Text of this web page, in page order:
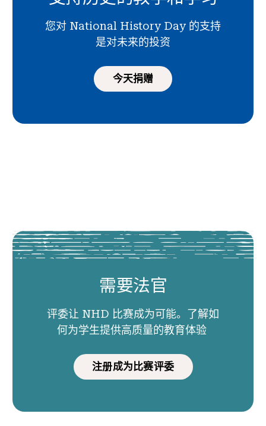
您对 National History Day 的支持
是对未来的投资
今天捐赠
需要法官
评委让 NHD 比赛成为可能。了解如
何为学生提供高质量的教育体验
注册成为比赛评委